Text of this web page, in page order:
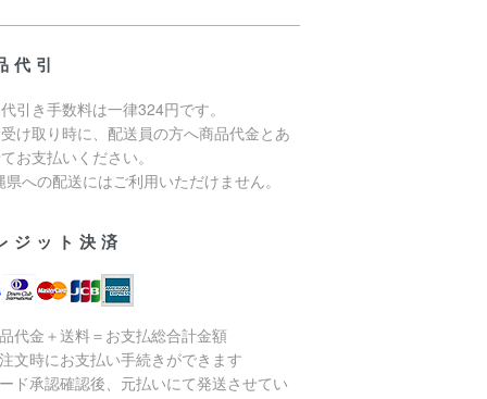
代引
引き手数料は一律324円です。
け取り時に、配送員の方へ商品代金とあ
お支払いください。
県への配送にはご利用いただけません。
ジット決済
代金＋送料＝お支払総合計金額
文時にお支払い手続きができます
ド承認確認後、元払いにて発送させてい